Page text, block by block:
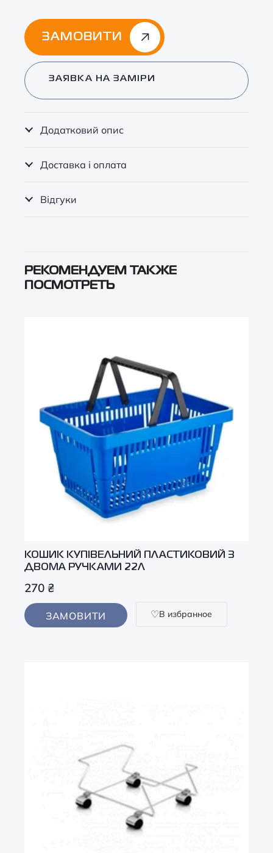
ЗАМОВИТИ
Alternative:
ЗАЯВКА НА ЗАМІРИ
Додатковий опис
Доставка і оплата
Відгуки
РЕКОМЕНДУЕМ ТАКЖЕ
ПОСМОТРЕТЬ
КОШИК КУПІВЕЛЬНИЙ ПЛАСТИКОВИЙ З
ДВОМА РУЧКАМИ 22Л
270 ₴
ЗАМОВИТИ В избранное